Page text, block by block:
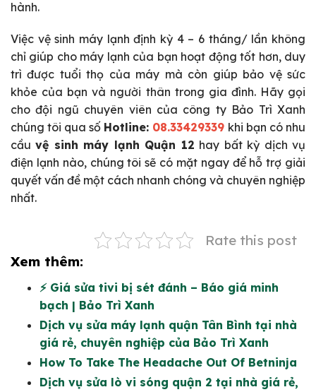
hành.
Việc vệ sinh máy lạnh định kỳ 4 – 6 tháng/ lần không
chỉ giúp cho máy lạnh của bạn hoạt động tốt hơn, duy
trì được tuổi thọ của máy mà còn giúp bảo vệ sức
khỏe của bạn và người thân trong gia đình. Hãy gọi
cho đội ngũ chuyên viên của công ty Bảo Trì Xanh
chúng tôi qua số Hotline: 08.33429339 khi bạn có nhu
cầuvệ sinh máy lạnh Quận 12 hay bất kỳ dịch vụ
điện lạnh nào, chúng tôi sẽ có mặt ngay để hỗ trợ giải
quyết vấn đề một cách nhanh chóng và chuyên nghiệp
nhất.
Rate this post
Xem thêm:
⚡ Giá sửa tivi bị sét đánh – Báo giá minh
bạch | Bảo Trì Xanh
Dịch vụ sửa máy lạnh quận Tân Bình tại nhà
giá rẻ, chuyên nghiệp của Bảo Trì Xanh
How To Take The Headache Out Of Betninja
Dịch vụ sửa lò vi sóng quận 2 tại nhà giá rẻ,